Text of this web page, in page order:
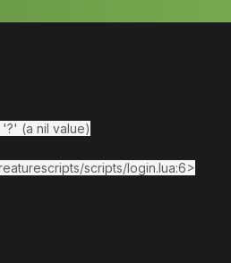
'?' (a nil value)
scripts/login.lua:6>